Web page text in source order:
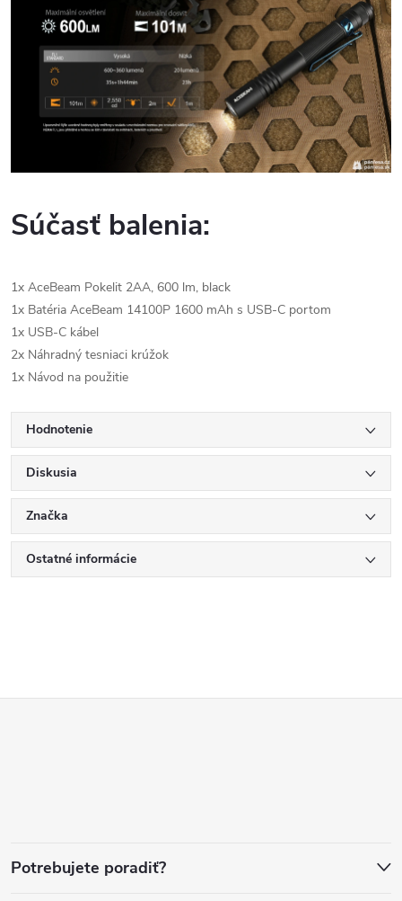
Súčasť balenia:
1x AceBeam Pokelit 2AA, 600 lm, black
1x Batéria AceBeam 14100P 1600 mAh s USB-C portom
1x USB-C kábel
2x Náhradný tesniaci krúžok
1x Návod na použitie
Hodnotenie
Diskusia
Značka
Ostatné informácie
äPotrebujete poradiť?